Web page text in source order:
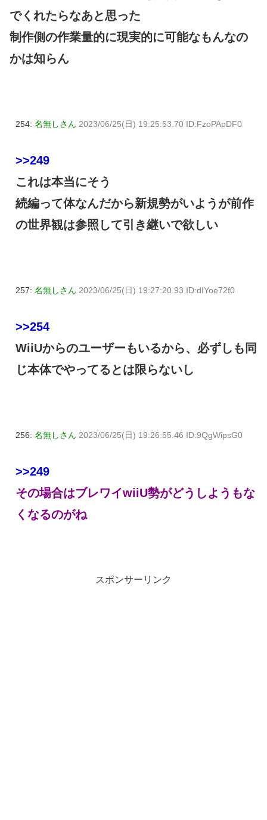
でくれたらなあと思った
制作側の作業量的に現実的に可能なもんなの
かは知らん
254: 名無しさん 2023/06/25(日) 19:25:53.70 ID:FzoPApDF0
>>249
これは本当にそう
続編って体なんだから新規勢がいようが前作
の世界観は参照して引き継いで欲しい
257: 名無しさん 2023/06/25(日) 19:27:20.93 ID:dIYoe72f0
>>254
WiiUからのユーザーもいるから、必ずしも同
じ本体でやってるとは限らないし
256: 名無しさん 2023/06/25(日) 19:26:55.46 ID:9QgWipsG0
>>249
その場合はブレワイwiiU勢がどうしようもな
くなるのがね
スポンサーリンク